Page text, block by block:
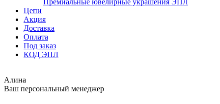
Премиальные ювелирные украшения ЭПЛ
Цепи
Акция
Доставка
Оплата
Под заказ
КОД ЭПЛ
Алина
Ваш персональный менеджер